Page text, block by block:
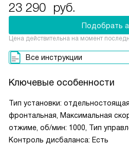
23 290 руб.
Подобрать
Цена действительна на момент
Все инструкции
Ключевые особенности
Тип установки:
фронтальная, Максимальная
отжиме, об/мин: 1000, Тип
Контроль дисбаланса: Есть